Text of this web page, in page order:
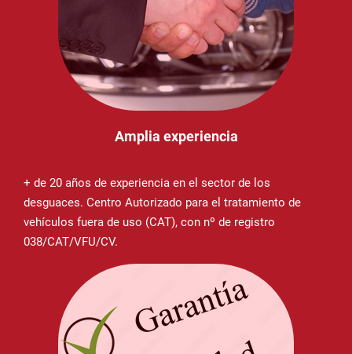
Amplia experiencia
+ de 20 años de experiencia en el sector de los
desguaces. Centro Autorizado para el tratamiento de
vehículos fuera de uso (CAT), con nº de registro
038/CAT/VFU/CV.